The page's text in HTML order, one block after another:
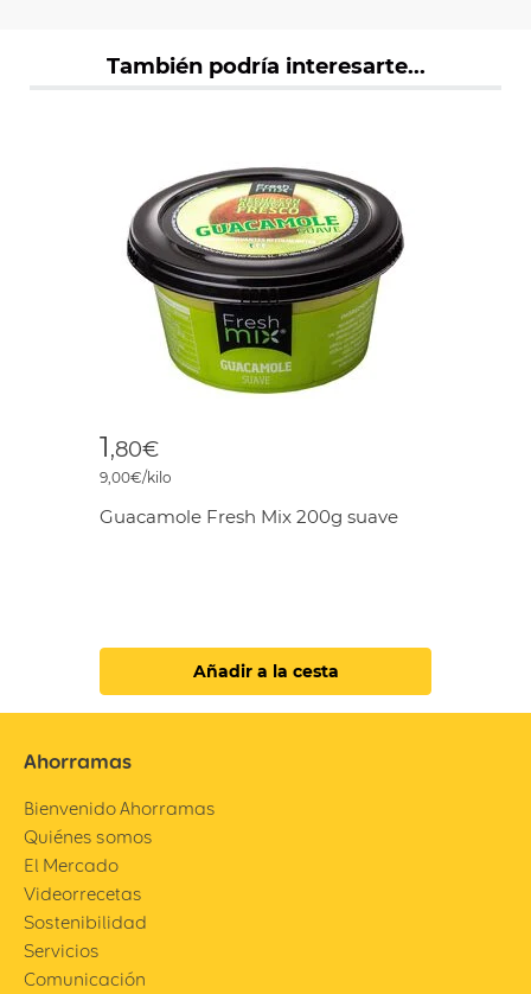
También podría interesarte...
1,80€
9,00€/kilo
Guacamole Fresh Mix 200g suave
Añadir a la cesta
Ahorramas
Bienvenido Ahorramas
Quiénes somos
El Mercado
Videorrecetas
Sostenibilidad
Servicios
Comunicación